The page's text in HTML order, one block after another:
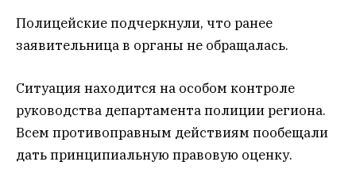
Полицейские подчеркнули, что ранее
заявительница в органы не обращалась.
Ситуация находится на особом контроле
руководства департамента полиции региона.
Всем противоправным действиям пообещали
дать принципиальную правовую оценку.